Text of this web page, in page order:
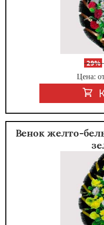
-29%
Цена:
Венок желто-